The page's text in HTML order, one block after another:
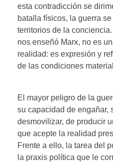
esta contradicción se
batalla físicos, la guerra
territorios de la
nos enseñó Marx, no es
realidad: es expresión y
de las condiciones
El mayor peligro de la
su capacidad de engañar,
desmovilizar, de producir
que acepte la realidad
Frente a ello, la tarea del
la praxis política que le